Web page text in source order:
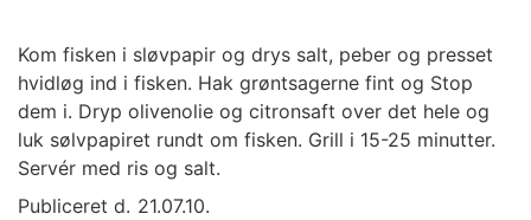
Kom fisken i sløvpapir og drys salt, peber og presset
hvidløg ind i fisken. Hak grøntsagerne fint og Stop
dem i. Dryp olivenolie og citronsaft over det hele og
luk sølvpapiret rundt om fisken. Grill i 15-25 minutter.
Servér med ris og salt.
Publiceret d. 21.07.10.